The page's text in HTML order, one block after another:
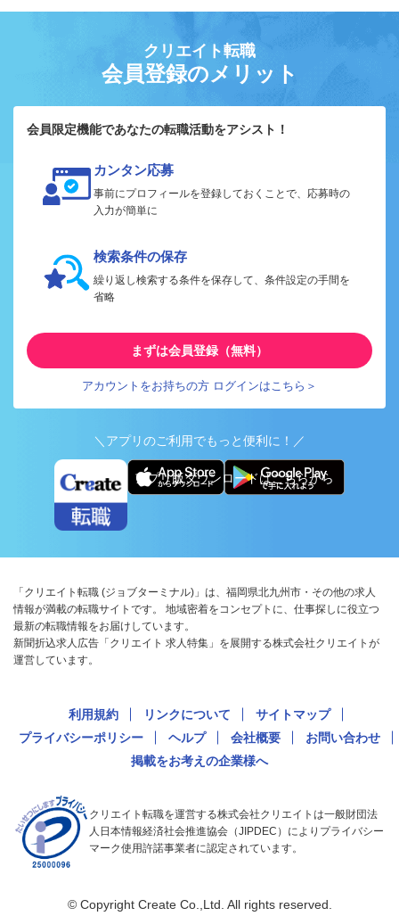
クリエイト転職
会員登録のメリット
会員限定機能であなたの転職活動をアシスト！
カンタン応募
事前にプロフィールを登録しておくことで、応募時の
入力が簡単に
検索条件の保存
繰り返し検索する条件を保存して、条件設定の手間を
省略
まずは会員登録（無料）
アカウントをお持ちの方 ログインはこちら＞
＼アプリのご利用でもっと便利に！／
アプリ版ダウンロードはこちらから
「クリエイト転職 (ジョブターミナル)」は、福岡県北九州市・その他の求人
情報が満載の転職サイトです。 地域密着をコンセプトに、仕事探しに役立つ
最新の転職情報をお届けしています。
新聞折込求人広告「クリエイト 求人特集」を展開する株式会社クリエイトが
運営しています。
利用規約 リンクについて
サイトマップ
プライバシーポリシー
ヘルプ 会社概要
お問い合わせ
掲載をお考えの企業様へ
クリエイト転職を運営する株式会社クリエイトは一般財団法
人日本情報経済社会推進協会（JIPDEC）によりプライバシー
マーク使用許諾事業者に認定されています。
© Copyright Create Co.,Ltd. All rights reserved.